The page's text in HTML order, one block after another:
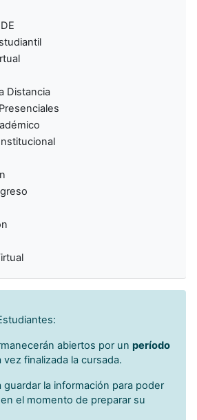
Distancia
abiertos por un período
finalizada la cursada.
guardar la información para poder
el momento de preparar su